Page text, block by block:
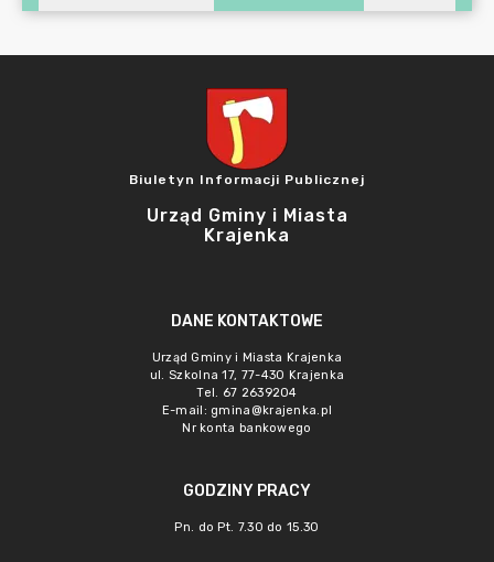
Biuletyn Informacji Publicznej
Urząd Gminy i Miasta
Krajenka
DANE KONTAKTOWE
Urząd Gminy i Miasta Krajenka
ul. Szkolna 17, 77-430 Krajenka
Tel. 67 2639204
E-mail: gmina@krajenka.pl
Nr konta bankowego
GODZINY PRACY
Pn. do Pt. 7.30 do 15.30